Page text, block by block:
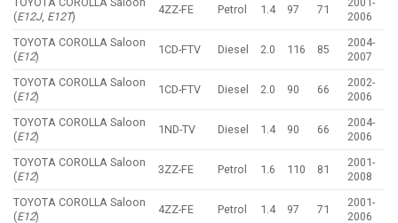
(E12J, E12T)
4ZZ-FE Petrol 1.4 97 71
2006
TOYOTA COROLLA Saloon
(E12)
1CD-FTV Diesel 2.0 116 85
2004-
2007
TOYOTA COROLLA Saloon
(E12)
1CD-FTV Diesel 2.0 90 66
2002-
2006
TOYOTA COROLLA Saloon
(E12)
1ND-TV Diesel 1.4 90 66
2004-
2006
TOYOTA COROLLA Saloon
(E12)
3ZZ-FE Petrol 1.6 110 81
2001-
2008
TOYOTA COROLLA Saloon
(E12)
4ZZ-FE Petrol 1.4 97 71
2001-
2006